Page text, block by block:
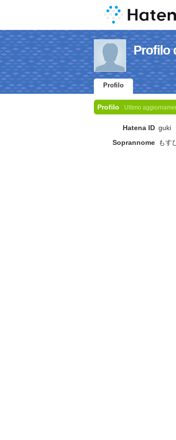
Profilo
Profilo
Profilo Ultimo
Hatena ID guki
Soprannome もす